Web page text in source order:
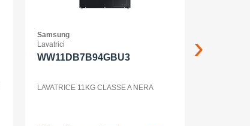
Samsung
Lavatrici
WW11DB7B94GBU3
LAVATRICE 11KG CLASSE A NERA